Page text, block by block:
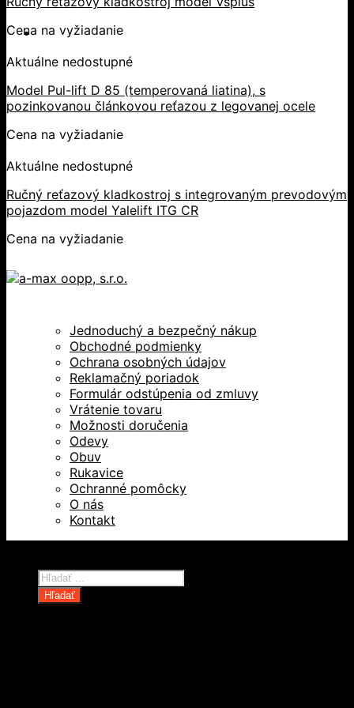
Cena na vyžiadanie
Aktuálne nedostupné
Model Pul-lift D 85 (temperovaná liatina), s
pozinkovanou článkovou reťazou z legovanej ocele
Cena na vyžiadanie
Aktuálne nedostupné
Ručný reťazový kladkostroj s integrovaným prevodovým
pojazdom model Yalelift ITG CR
Cena na vyžiadanie
Jednoduchý a bezpečný nákup
Obchodné podmienky
Ochrana osobných údajov
Reklamačný poriadok
Formulár odstúpenia od zmluvy
Vrátenie tovaru
Možnosti doručenia
Odevy
Obuv
Rukavice
Ochranné pomôcky
O nás
Kontakt
Products
search
Hľadať